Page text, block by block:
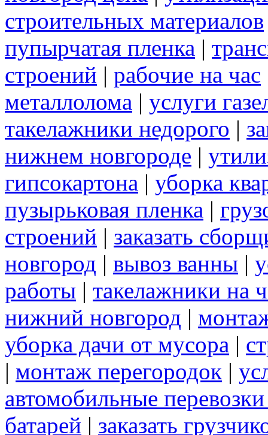
строительных материалов
пупырчатая пленка |
строений | рабочие на час
металлолома | услуги
такелажники недорого |
нижнем новгороде |
гипсокартона | уборка
пузырьковая пленка |
строений | заказать
новгород | вывоз ванны |
работы | такелажники на
нижний новгород |
уборка дачи от мусора |
| монтаж перегородок |
автомобильные
батарей | заказать